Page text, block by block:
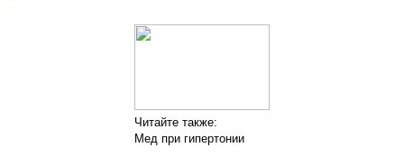
Читайте также:
Мед при гипертонии